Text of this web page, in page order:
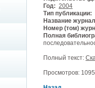
Год: 2004
Тип публикации:
Название
Номер (том)
Полная
Полный текст:
Просмотров: